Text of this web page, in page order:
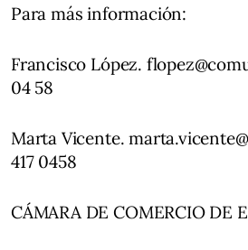
Para más información:
Francisco López.
04 58
Marta Vicente.
417 0458
CÁMARA DE COMERCIO DE